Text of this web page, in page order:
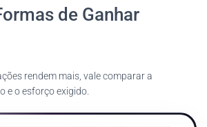
de Ganhar
rendem mais, vale comparar a
e o esforço exigido.